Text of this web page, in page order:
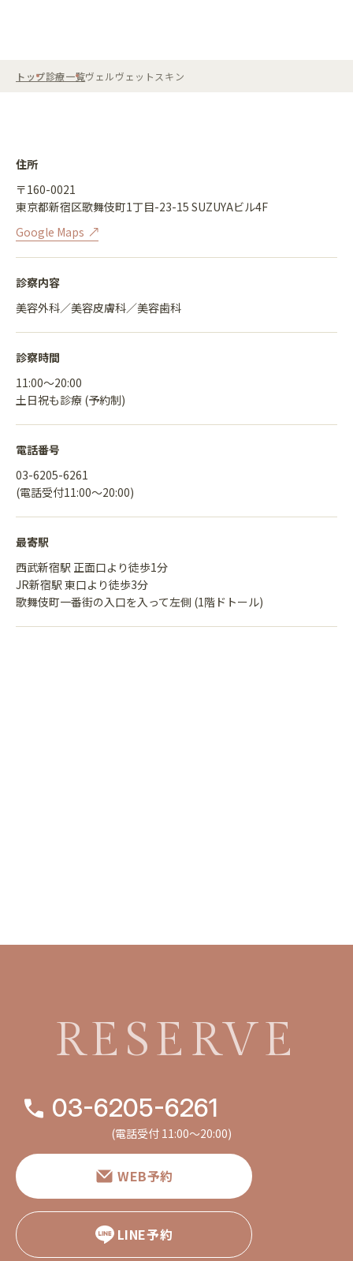
トップ診療一覧ヴェルヴェットスキン
住所
〒160-0021
東京都新宿区歌舞伎町1丁目-23-15 SUZUYAビル4F
Google Maps
診察内容
美容外科／美容皮膚科／美容歯科
診察時間
11:00〜20:00
土日祝も診療 (予約制)
電話番号
03-6205-6261
(電話受付11:00〜20:00)
最寄駅
西武新宿駅 正面口より徒歩1分
JR新宿駅 東口より徒歩3分
歌舞伎町一番街の入口を入って左側 (1階ドトール)
RESERVE
03-6205-6261
(電話受付 11:00〜20:00)
WEB予約
LINE予約